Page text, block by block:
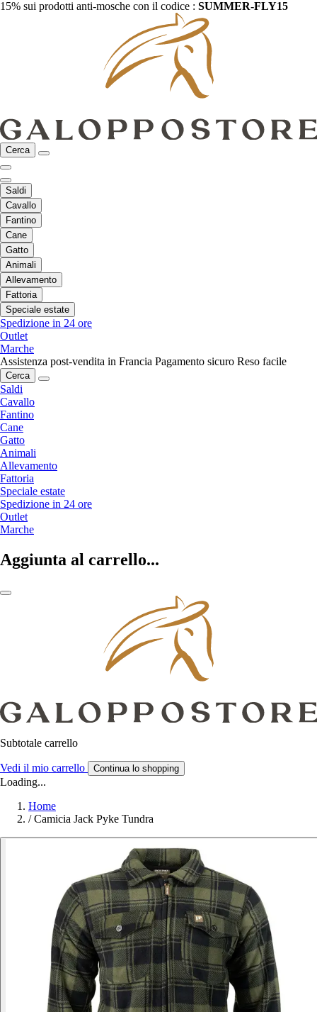
15% sui prodotti anti-mosche con il codice : SUMMER-FLY15
Cerca
Saldi
Cavallo
Fantino
Cane
Gatto
Animali
Allevamento
Fattoria
Speciale estate
Spedizione in 24 ore
Outlet
Marche
Assistenza post-vendita in Francia Pagamento sicuro Reso facile
Cerca
Saldi
Cavallo
Fantino
Cane
Gatto
Animali
Allevamento
Fattoria
Speciale estate
Spedizione in 24 ore
Outlet
Marche
Aggiunta al carrello...
Subtotale carrello
Vedi il mio carrello Continua lo shopping
Loading...
Home
/ Camicia Jack Pyke Tundra